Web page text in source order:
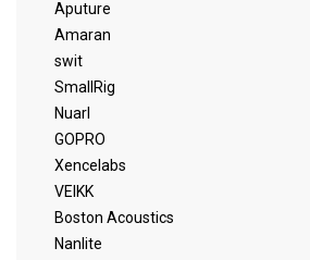
Aputure
Amaran
swit
SmallRig
Nuarl
GOPRO
Xencelabs
VEIKK
Boston Acoustics
Nanlite